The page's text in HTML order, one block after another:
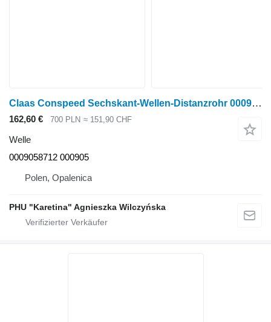
Claas Conspeed Sechskant-Wellen-Distanzrohr 0009058712 000905 für Claas Conspeed Maisschneidwerk
162,60 € 700 PLN ≈ 151,90 CHF
Welle
0009058712 000905
Polen, Opalenica
PHU "Karetina" Agnieszka Wilczyńska